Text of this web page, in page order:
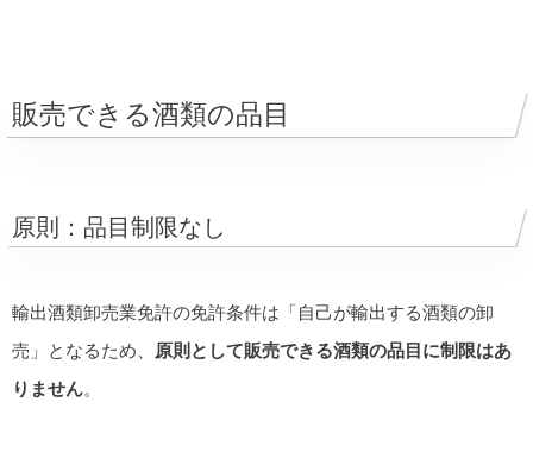
販売できる酒類の品目
原則：品目制限なし
輸出酒類卸売業免許の免許条件は「自己が輸出する酒類の卸
売」となるため、
原則として販売できる酒類の品目に制限はあ
りません。